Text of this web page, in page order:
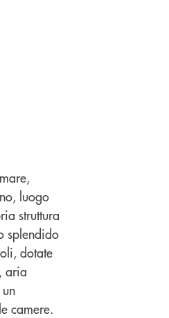
luogo
struttura
splendido
dotate
aria
camere.